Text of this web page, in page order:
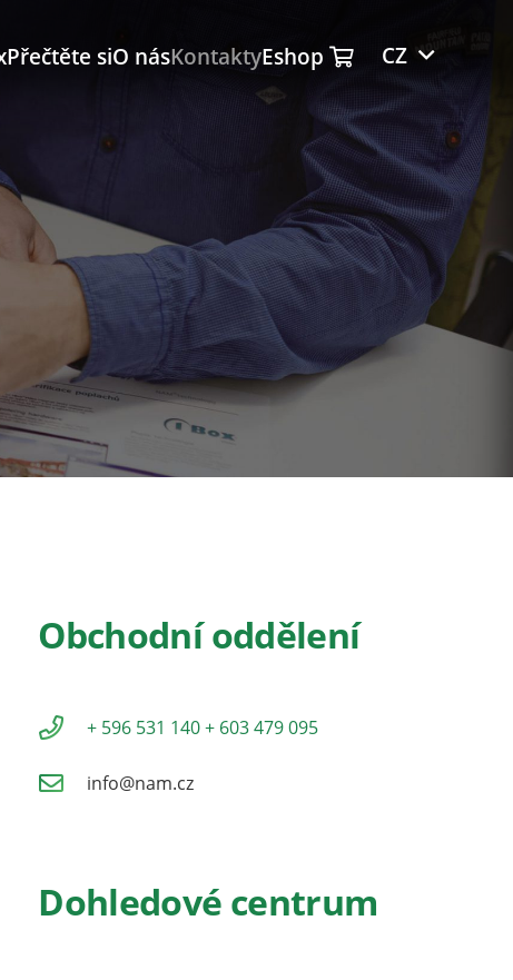
Přečtěte siO násKontaktyEshop CZ
Obchodní oddělení
+ 596 531 140+ 603 479 095
info@nam.cz
Dohledové centrum